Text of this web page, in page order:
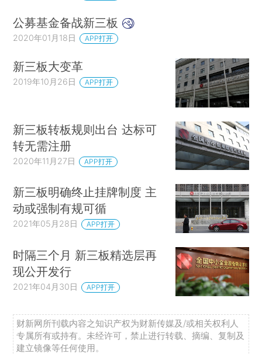
公募基金备战新三板
2020年01月18日 APP打开
新三板大变革
2019年10月26日 APP打开
新三板转板规则出台 达标可
转无需注册
2020年11月27日 APP打开
新三板明确终止挂牌制度 主
动或强制有规可循
2021年05月28日 APP打开
时隔三个月 新三板精选层再
现公开发行
2021年04月30日 APP打开
财新网所刊载内容之知识产权为财新传媒及/或相关权利人
专属所有或持有。未经许可，禁止进行转载、摘编、复制及
建立镜像等任何使用。